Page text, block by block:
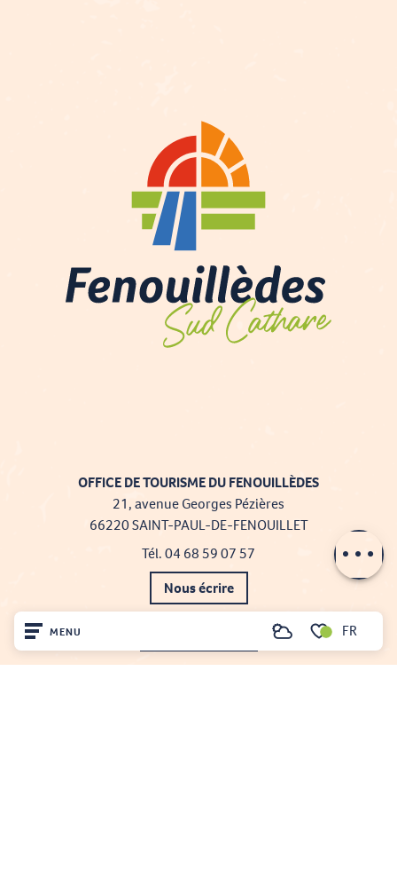
MENU
Voir les favoris
RechercheFR
OFFICE DE TOURISME DU FENOUILLÈDES
21, avenue Georges Pézières
66220 SAINT-PAUL-DE-FENOUILLET
Tél. 04 68 59 07 57
Nous écrire